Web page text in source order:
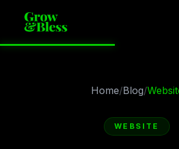
Home/Blog/
WEBSITE